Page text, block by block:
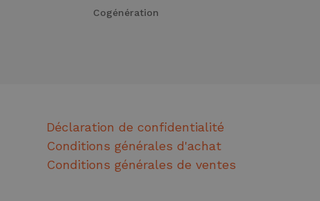
Cogénération
Déclaration de confidentialité
Conditions générales d'achat
Conditions générales de ventes